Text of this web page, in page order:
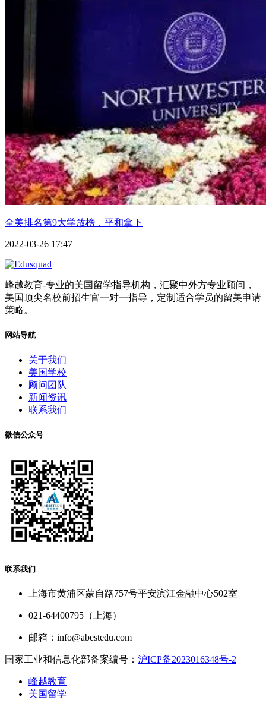
全美排名第9大学放榜，平和拿下
2022-03-26 17:47
峰越教育-专业的美国留学指导机构，汇聚中外方专业顾问，
美国顶尖名校前招生官一对一指导，定制适合学员的留美申请
策略。
网站导航
关于我们
美国学校
顾问团队
新闻资讯
联系我们
微信公众号
联系我们
上海市黄浦区蒙自路757号平安滨江金融中心502室
021-64400795（上海）
邮箱：info@abestedu.com
国家工业和信息化部备案编号： 沪ICP备2023016348号-2
峰越教育
美国留学